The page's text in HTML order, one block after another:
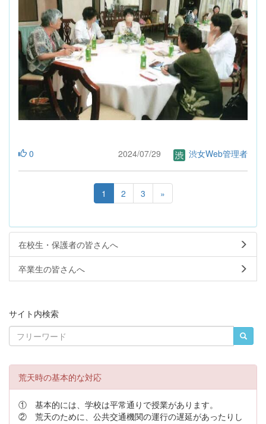
0 2024/07/29 渋女Web管理者
1 2 3 »
在校生・保護者の皆さんへ
卒業生の皆さんへ
サイト内検索
荒天時の基本的な対応
① 基本的には、学校は平常通りで授業があります。
② 荒天のために、公共交通機関の運行の遅延があったりし